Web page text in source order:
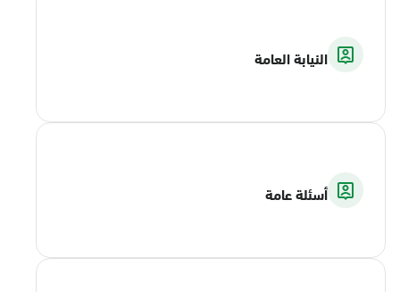
النيابة العامة
أسئلة عامة